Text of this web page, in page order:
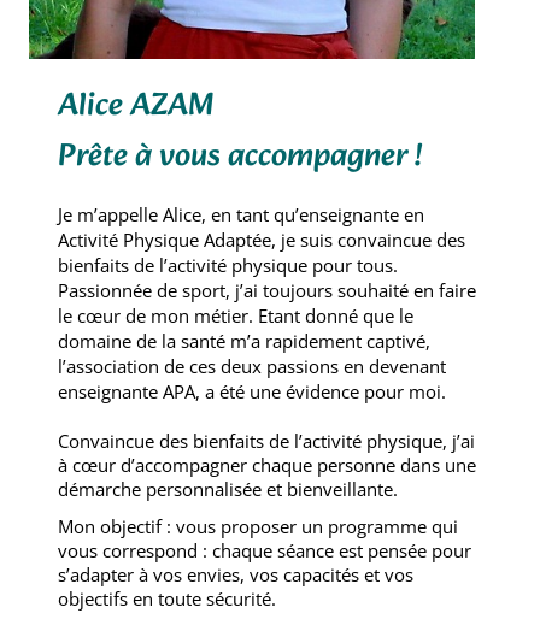
Alice AZAM
Prête à vous accompagner !
Je m’appelle Alice, en tant qu’enseignante en
Activité Physique Adaptée, je suis convaincue des
bienfaits de l’activité physique pour tous.
Passionnée de sport, j’ai toujours souhaité en faire
le cœur de mon métier. Etant donné que le
domaine de la santé m’a rapidement captivé,
l’association de ces deux passions en devenant
enseignante APA, a été une évidence pour moi.
Convaincue des bienfaits de l’activité physique, j’ai
à cœur d’accompagner chaque personne dans une
démarche personnalisée et bienveillante.
Mon objectif : vous proposer un programme qui
vous correspond : chaque séance est pensée pour
s’adapter à vos envies, vos capacités et vos
objectifs en toute sécurité.